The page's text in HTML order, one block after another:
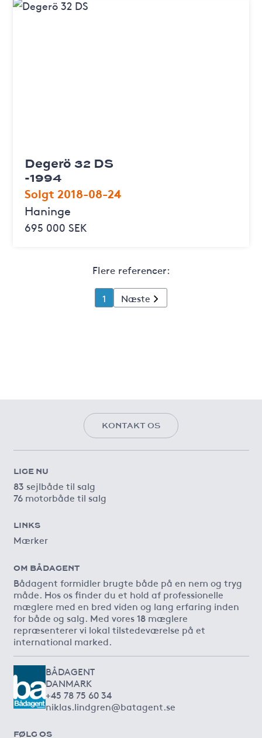
Degerö 32 DS
-1994
Solgt 2018-08-24
Haninge
695 000 SEK
Flere referencer:
1 Næste
KONTAKT OS
LIGE NU
83 sejlbåde til salg
76 motorbåde til salg
LINKS
Mærker
OM BÅDAGENT
Bådagent formidler brugte både på en nem og tryg
måde. Hos os finder du et hold af professionelle
mæglere med en bred viden og lang erfaring inden
for både og salg. Med vores 18 mæglere
repræsenterer vi lokal tilstedeværelse på et
international marked.
BÅDAGENT
DANMARK
+45 78 75 60 34
niklas.lindgren@batagent.se
FØLG OS